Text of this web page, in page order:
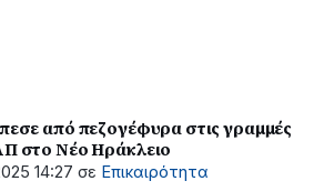
από πεζογέφυρα στις γραμμές
στο Νέο Ηράκλειο
14:27 σε Επικαιρότητα